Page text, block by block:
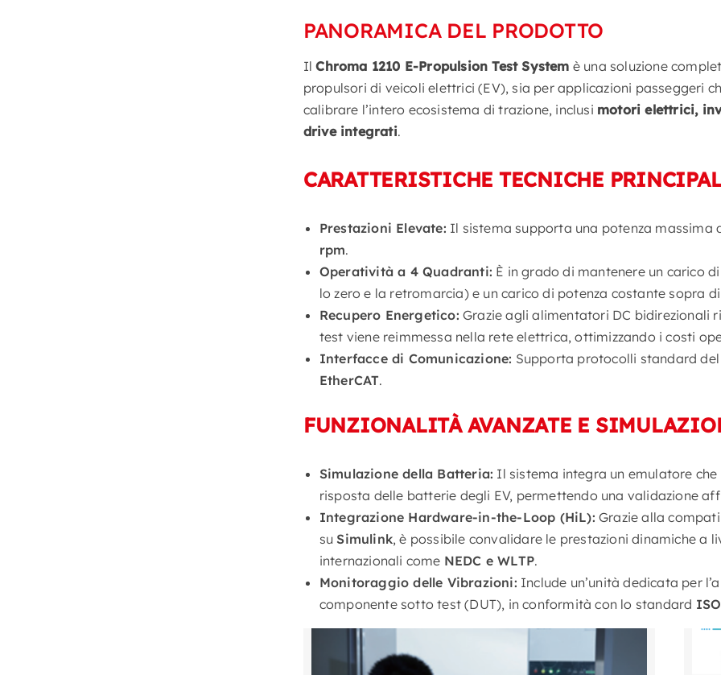
PANORAMICA DEL PRODOTTO
IlChroma 1210 E-Propulsion Test System è una soluzione
propulsori di veicoli elettrici (EV), sia per applicazioni passeggeri
calibrare l’intero ecosistema di trazione, inclusi motori elettrici,
drive integrati.
CARATTERISTICHE TECNICHE
Prestazioni Elevate: Il sistema supporta una potenza massima
rpm.
Operatività a 4 Quadranti: È in grado di mantenere un carico
lo zero e la retromarcia) e un carico di potenza costante sopra
Recupero Energetico: Grazie agli alimentatori DC bidirezionali
test viene reimmessa nella rete elettrica, ottimizzando i costi
Interfacce di Comunicazione: Supporta protocolli standard
EtherCAT.
FUNZIONALITÀ AVANZATE E
Simulazione della Batteria: Il sistema integra un emulatore
risposta delle batterie degli EV, permettendo una validazione
Integrazione Hardware-in-the-Loop (HiL): Grazie alla
su Simulink, è possibile convalidare le prestazioni dinamiche a
internazionali come NEDC e WLTP.
Monitoraggio delle Vibrazioni: Include un’unità dedicata per
componente sotto test (DUT), in conformità con lo standard